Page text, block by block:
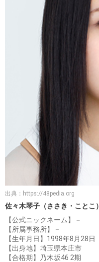
出典： https://48pedia.org
佐々木琴子（ささき・ことこ）
【公式ニックネーム】－
【所属事務所】－
【生年月日】1998年8月28日
【出身地】埼玉県本庄市
【合格期】乃木坂46 2期